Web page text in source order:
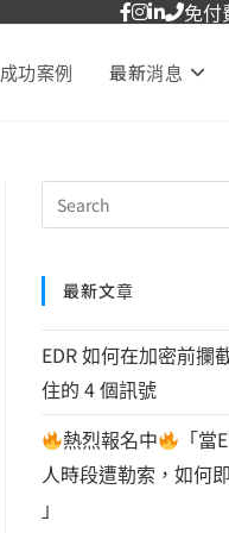
免付
成功案例 最新消息
最新文章
EDR 如何在加密前攔
住的 4 個訊號
熱烈報名中
「
人時段遭勒索，如何
」